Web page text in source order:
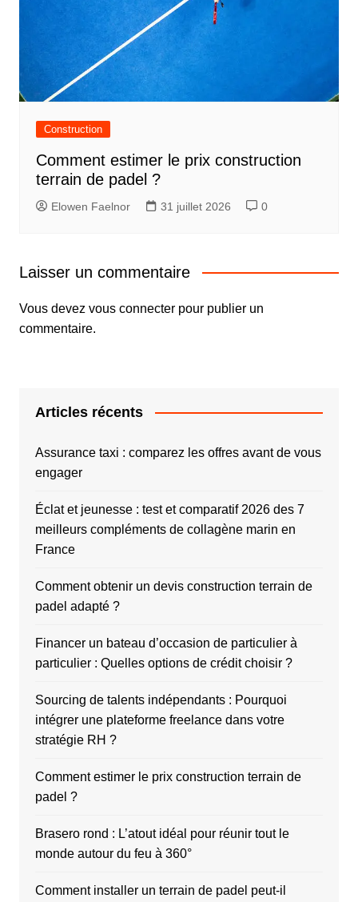
Construction
Comment estimer le prix construction
terrain de padel ?
Elowen Faelnor 31 juillet 2026 0
Laisser un commentaire
Vous devez vous connecterpour publier un
commentaire.
Articles récents
Assurance taxi : comparez les offres avant de vous
engager
Éclat et jeunesse : test et comparatif 2026 des 7
meilleurs compléments de collagène marin en
France
Comment obtenir un devis construction terrain de
padel adapté ?
Financer un bateau d’occasion de particulier à
particulier : Quelles options de crédit choisir ?
Sourcing de talents indépendants : Pourquoi
intégrer une plateforme freelance dans votre
stratégie RH ?
Comment estimer le prix construction terrain de
padel ?
Brasero rond : L’atout idéal pour réunir tout le
monde autour du feu à 360°
Comment installer un terrain de padel peut-il